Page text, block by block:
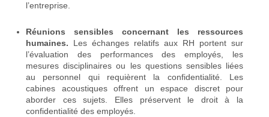
l’entreprise.
Réunions sensibles concernant les ressources
humaines. Les échanges relatifs aux RH portent sur
l’évaluation des performances des employés, les
mesures disciplinaires ou les questions sensibles liées
au personnel qui requièrent la confidentialité. Les
cabines acoustiques offrent un espace discret pour
aborder ces sujets. Elles préservent le droit à la
confidentialité des employés.